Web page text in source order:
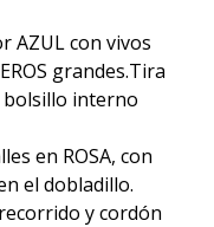
AZUL con vivos
grandes.Tira
bolsillo interno
en ROSA, con
el dobladillo.
y cordón